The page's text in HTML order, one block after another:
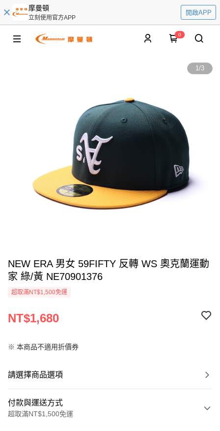
摩曼頓
立刻使用官方APP
開啟APP
0
1/3
NEW ERA 男女 59FIFTY 反轉 WS 奧克蘭運動
家 綠/黃 NE70901376
超取滿NT$1,500免運
NT$1,680
※ 本商品不適用折價券
請選擇商品選項
付款與運送方式
超取滿NT$1,500免運